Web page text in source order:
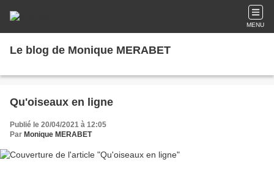
MENU
Le blog de Monique MERABET
Qu'oiseaux en ligne
Publié le 20/04/2021 à 12:05
Par Monique MERABET